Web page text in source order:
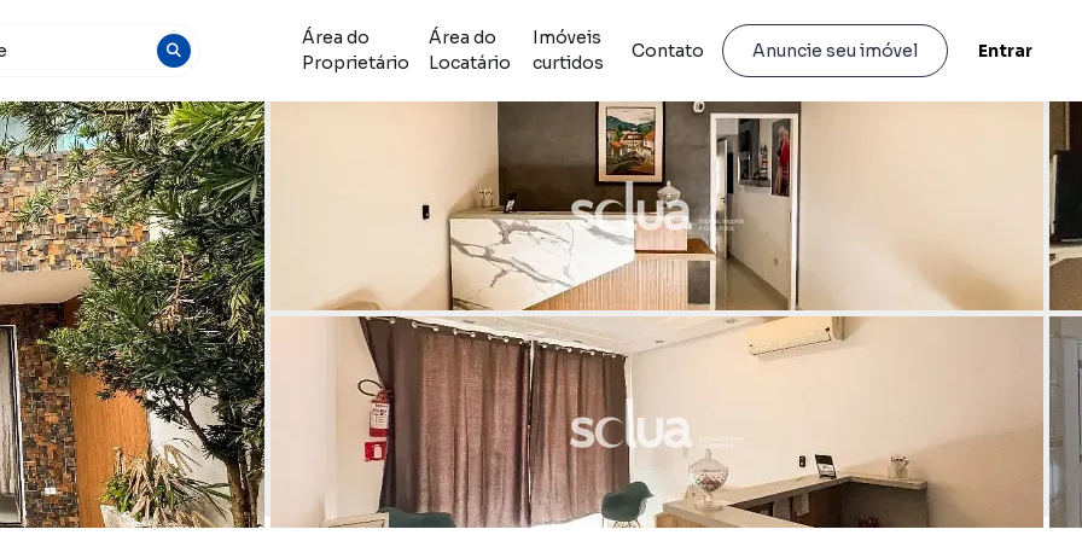
Área do
Proprietário
Área do
Locatário
Imóveis
curtidos
Contato Anuncie seu imóvel Entrar